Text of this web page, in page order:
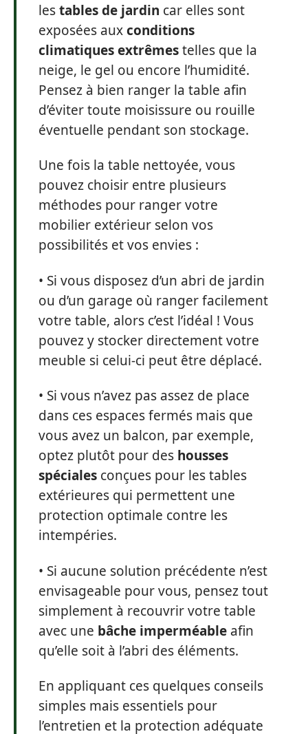
lestables de jardin car elles sont
exposées auxconditions
climatiques extrêmestelles que la
neige, le gel ou encore l’humidité.
Pensez à bien ranger la table afin
d’éviter toute moisissure ou rouille
éventuelle pendant son stockage.
Une fois la table nettoyée, vous
pouvez choisir entre plusieurs
méthodes pour ranger votre
mobilier extérieur selon vos
possibilités et vos envies :
• Si vous disposez d’un abri de jardin
ou d’un garage où ranger facilement
votre table, alors c’est l’idéal ! Vous
pouvez y stocker directement votre
meuble si celui-ci peut être déplacé.
• Si vous n’avez pas assez de place
dans ces espaces fermés mais que
vous avez un balcon, par exemple,
optez plutôt pour des housses
spéciales conçues pour les tables
extérieures qui permettent une
protection optimale contre les
intempéries.
• Si aucune solution précédente n’est
envisageable pour vous, pensez tout
simplement à recouvrir votre table
avec une bâche imperméable afin
qu’elle soit à l’abri des éléments.
En appliquant ces quelques conseils
simples mais essentiels pour
l’entretien et la protection adéquate